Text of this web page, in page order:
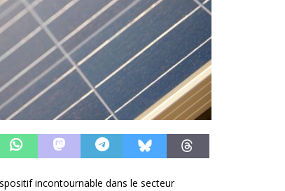
incontournable dans le secteur